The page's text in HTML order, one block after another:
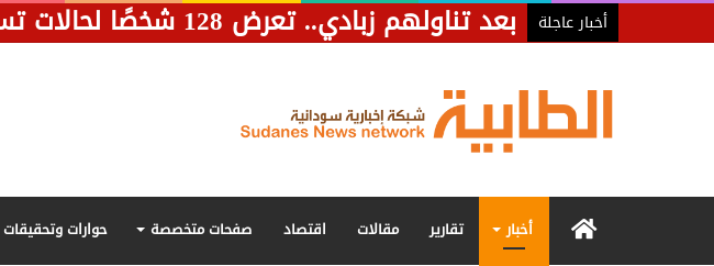
أخبار عاجلة بعد تناولهم زبادي.. تعرض 128 شخصًا لحالات تسمم بمحلية الحصاحيصا
الرئيسيةأخبار تقارير مقالات اقتصاد صفحات متخصصة حوارات وتحقيقات